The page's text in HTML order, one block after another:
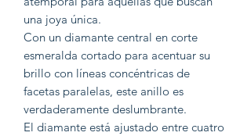
una joya única.
Con un diamante central en corte
esmeralda cortado para acentuar su
brillo con líneas concéntricas de
facetas paralelas, este anillo es
verdaderamente deslumbrante.
El diamante está ajustado entre cuatro